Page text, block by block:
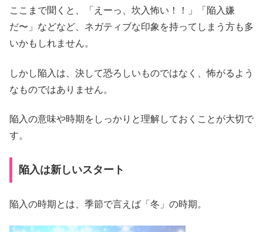
ここまで聞くと、「えーっ、坎入怖い！！」「陥入嫌
だ〜」などなど、ネガティブな印象を持ってしまう方も多
いかもしれません。
しかし陥入は、決して恐ろしいものではなく、怖がるよう
なものではありません。
陥入の意味や時期をしっかりと理解しておくことが大切で
す。
陥入は新しいスタート
陥入の時期とは、季節で言えば「冬」の時期。